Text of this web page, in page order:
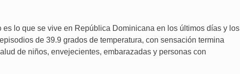
es lo que se vive en República Dominicana en los últimos días y los
de 39.9 grados de temperatura, con sensación termina
de niños, envejecientes, embarazadas y personas con